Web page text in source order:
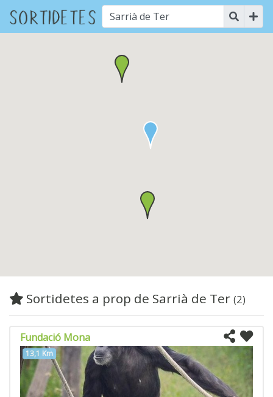
Sortidetes a prop de Sarrià de Ter (2)
Fundació Mona
13,1 Km